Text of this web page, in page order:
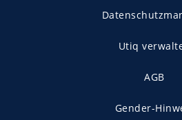
Utiq
AGB
Gender-